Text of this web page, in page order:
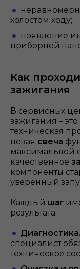
холостом ходу;
появление
приборной
Как
зажигания
В сервисных
зажигания –
техническая
новая свеча
максимальной
качественное
компоненты
уверенный
Каждый шаг
результата:
Диагностика.
специалист
техническое